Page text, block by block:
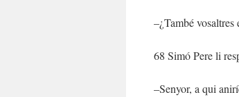
–¿També
68 Simó Pere li
–Senyor, a qui